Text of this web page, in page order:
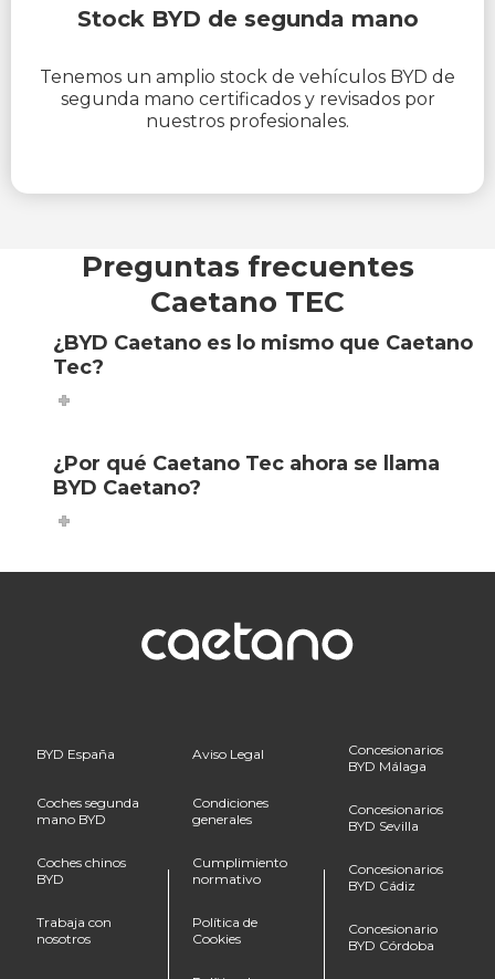
Stock BYD de segunda mano
Tenemos un amplio stock de vehículos BYD de
segunda mano certificados y revisados por
nuestros profesionales.
Preguntas frecuentes
Caetano TEC
¿BYD Caetano es lo mismo que Caetano
Tec?
¿Por qué Caetano Tec ahora se llama
BYD Caetano?
BYD España
Coches segunda
mano BYD
Coches chinos
BYD
Trabaja con
nosotros
Aviso Legal
Condiciones
generales
Cumplimiento
normativo
Política de
Cookies
Concesionarios
BYD Málaga
Concesionarios
BYD Sevilla
Concesionarios
BYD Cádiz
Concesionario
BYD Córdoba